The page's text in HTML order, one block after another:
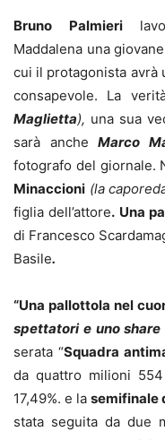
Bruno Palmieri
Maddalena una
cui il protagonista avrà
consapevole. La
Maglietta), una sua
sarà anche Marco
fotografo del giornale.
Minaccioni (la
figlia dell’attore. Una
di Francesco
Basile.
“Una pallottola nel
spettatori e uno share
serata “Squadra
da quattro milioni
17,49%. e lasemifinale
stata seguita da due